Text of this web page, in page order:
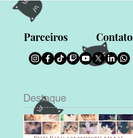
Parceiros Contato
Destaque